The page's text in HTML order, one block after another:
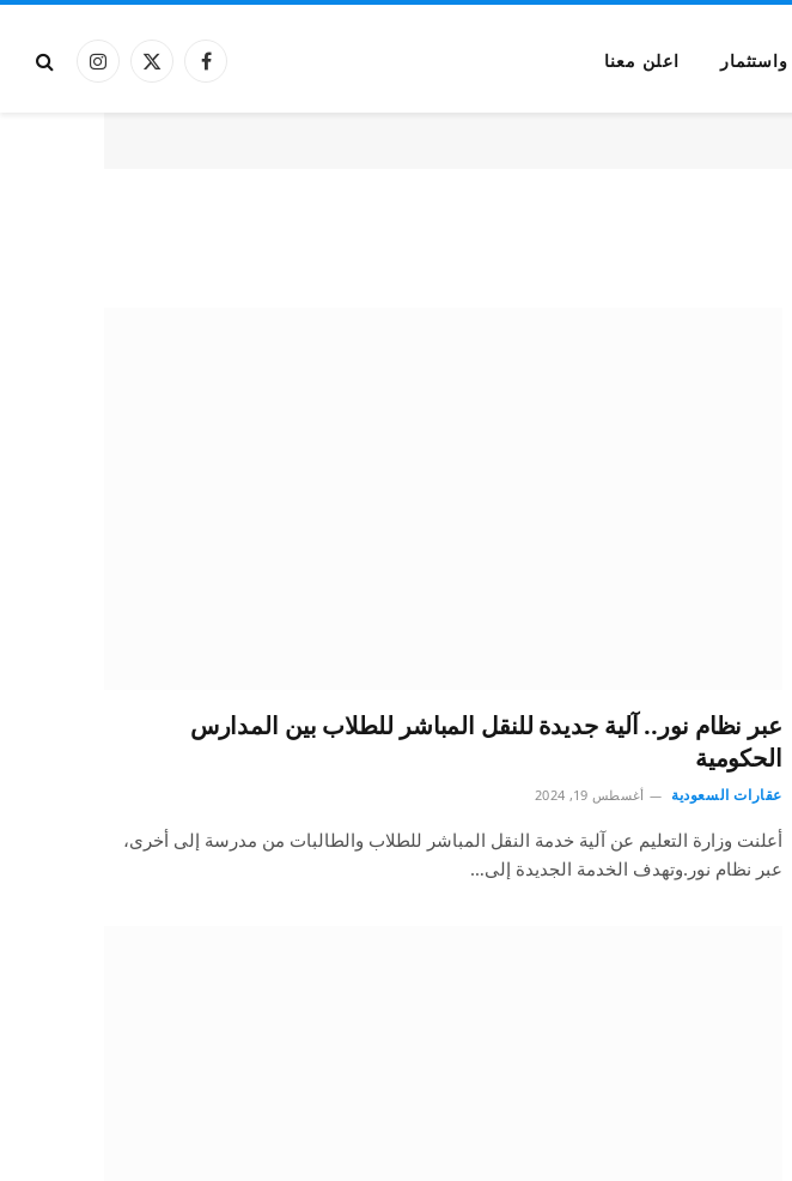
اعلن معنا فيسبوكX
الانستغرام
عبر نظام نور.. آلية جديدة للنقل المباشر للطلاب بين المدارس
الحكومية
عقارات السعودية أغسطس 19, 2024
أعلنت وزارة التعليم عن آلية خدمة النقل المباشر للطلاب والطالبات من مدرسة إلى أخرى،
عبر نظام نور.وتهدف الخدمة الجديدة إلى…